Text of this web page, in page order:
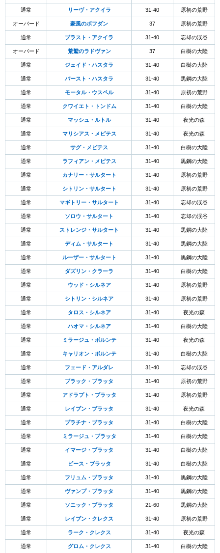
通常 リーヴ・アクイラ 31-40 原初の荒野
オーバード 豪風のボフダン 37 原初の荒野
通常 ブラスト・アクイラ 31-40 忘却の渓谷
オーバード 荒鷲のラドヴァン 37 白樹の大陸
通常 ジェイド・ハスタラ 31-40 白樹の大陸
通常 バースト・ハスタラ 31-40 黒鋼の大陸
通常 モータル・ウスペル 31-40 原初の荒野
通常 クワイエト・トンドム 31-40 白樹の大陸
通常 マッシュ・ルトル 31-40 夜光の森
通常 マリシアス・メピテス 31-40 夜光の森
通常 サグ・メピテス 31-40 白樹の大陸
通常 ラフィアン・メピテス 31-40 黒鋼の大陸
通常 カナリー・サルタート 31-40 原初の荒野
通常 シトリン・サルタート 31-40 原初の荒野
通常 マギトリー・サルタート 31-40 忘却の渓谷
通常 ソロウ・サルタート 31-40 忘却の渓谷
通常 ストレンジ・サルタート 31-40 黒鋼の大陸
通常 ディム・サルタート 31-40 黒鋼の大陸
通常 ルーザー・サルタート 31-40 黒鋼の大陸
通常 ダズリン・クラーラ 31-40 白樹の大陸
通常 ウッド・シルネア 31-40 原初の荒野
通常 シトリン・シルネア 31-40 原初の荒野
通常 タロス・シルネア 31-40 夜光の森
通常 ハオマ・シルネア 31-40 白樹の大陸
通常 ミラージュ・ボルンテ 31-40 夜光の森
通常 キャリオン・ボルンテ 31-40 白樹の大陸
通常 フェード・アルダレ 31-40 忘却の渓谷
通常 ブラック・ブラッタ 31-40 原初の荒野
通常 アドラプト・ブラッタ 31-40 原初の荒野
通常 レイブン・ブラッタ 31-40 夜光の森
通常 プラチナ・ブラッタ 31-40 白樹の大陸
通常 ミラージュ・ブラッタ 31-40 白樹の大陸
通常 イマージ・ブラッタ 31-40 白樹の大陸
通常 ピース・ブラッタ 31-40 白樹の大陸
通常 フリュム・ブラッタ 31-40 黒鋼の大陸
通常 ヴァンプ・ブラッタ 31-40 黒鋼の大陸
通常 ソニック・ブラッタ 21-60 黒鋼の大陸
通常 レイブン・クレクス 31-40 原初の荒野
通常 ラーク・クレクス 31-40 夜光の森
通常 グロム・クレクス 31-40 白樹の大陸